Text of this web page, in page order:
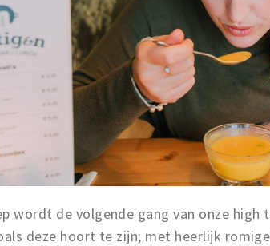
wordt de volgende gang van onze high
deze hoort te zijn; met heerlijk